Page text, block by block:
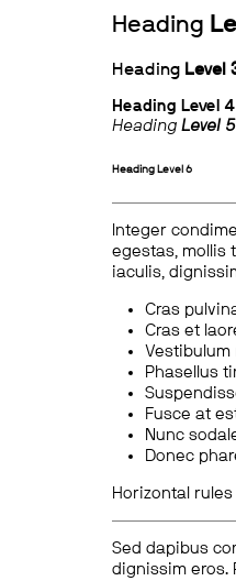
Heading
Heading Level
Heading Level 4
Heading Level 5
Heading Level 6
Integer
egestas, mollis
iaculis,
Cras
Cras et
Phasellus
Fusce at
Nunc
Donec
Horizontal
Sed dapibus
dignissim eros.